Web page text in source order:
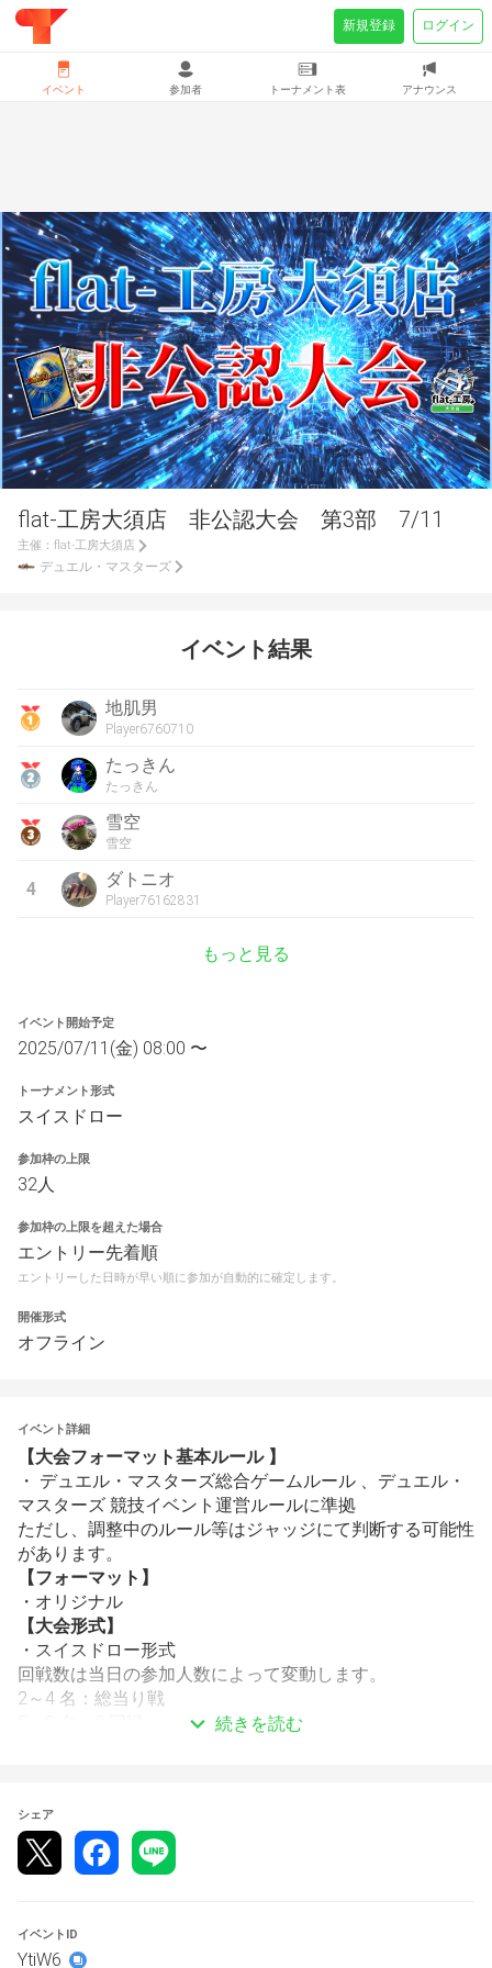
flat-工房大須店 非公認大会 第3部 7/11
主催： flat-工房大須店
デュエル・マスターズ
イベント結果
地肌男
Player6760710
たっきん
たっきん
雪空
雪空
4 ダトニオ
Player76162831
もっと見る
イベント開始予定
2025/07/11(金) 08:00 〜
トーナメント形式
スイスドロー
参加枠の上限
32人
参加枠の上限を超えた場合
エントリー先着順
エントリーした日時が早い順に参加が自動的に確定します。
開催形式
オフライン
イベント詳細
【大会フォーマット基本ルール 】
・ デュエル・マスターズ総合ゲームルール 、デュエル・
マスターズ 競技イベント運営ルールに準拠
ただし、調整中のルール等はジャッジにて判断する可能性
があります。
【フォーマット】
・オリジナル
【大会形式】
・スイスドロー形式
回戦数は当日の参加人数によって変動します。
2～4 名：総当り戦
時間切れの場合はその時点で両者敗北。
延長ターン等はございませんのでご注意ください。
スケジュール
17：00～ 1回戦
19：00～ 表彰式
続きを読む
シェア
イベントID
YtiW6
イベント 参加者 トーナメント表 アナウンス
新規登録 ログイン